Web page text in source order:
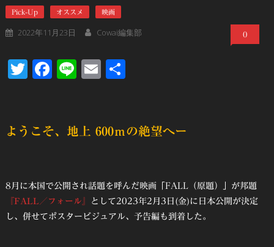
Pick-Up オススメ 映画
2022年11月23日 Cowai編集部 0
Twitter
Facebook
LineEmail
ようこそ、地上 600ｍの絶望へー
8月に本国で公開され話題を呼んだ映画「FALL（原題）」が邦題
『FALL／フォール』
として2023年2月3日(金)に日本公開が決定
し、併せてポスタービジュアル、予告編も到着した。